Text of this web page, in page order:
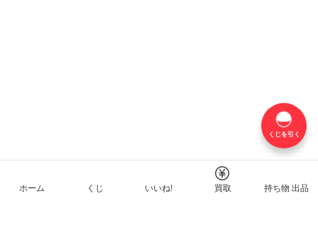
くじを引く
ホーム くじ いいね! 買取 持ち物 出品